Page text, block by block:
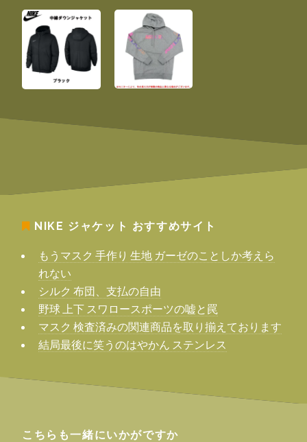
NIKE ジャケット おすすめサイト
もうマスク 手作り 生地 ガーゼのことしか考えら
れない
シルク 布団、支払の自由
野球 上下 スワロースポーツの嘘と罠
マスク 検査済みの関連商品を取り揃えております
結局最後に笑うのはやかん ステンレス
こちらも一緒にいかがですか